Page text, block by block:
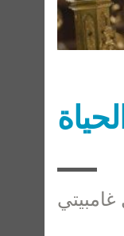
غامبيتي